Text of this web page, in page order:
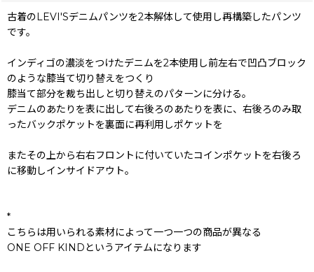
古着のLEVI'Sデニムパンツを2本解体して使用し再構築したパンツ
です。
インディゴの濃淡をつけたデニムを2本使用し前左右で凹凸ブロック
のような膝当て切り替えをつくり
膝当て部分を裁ち出しと切り替えのパターンに分ける。
デニムのあたりを表に出して右後ろのあたりを表に、右後ろのみ取
ったバックポケットを裏面に再利用しポケットを
またその上から右右フロントに付いていたコインポケットを右後ろ
に移動しインサイドアウト。
*
こちらは用いられる素材によって一つ一つの商品が異なる
ONE OFF KINDというアイテムになります